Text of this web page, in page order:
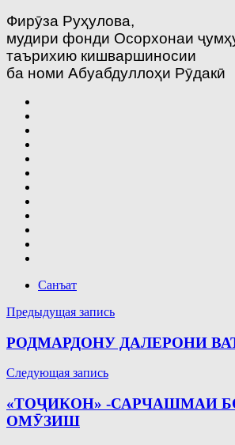
Фирӯза Руҳулова,
мудири фонди Осорхонаи
таърихию кишваршиносии
ба номи Абуабдуллоҳи Рӯдакӣ
Санъат
Навигация
по
записям
Предыдущая запись
РОДМАРДОНУ ДАЛЕРОНИ
Следующая запись
«ТОҶИКОН» -САРЧАШМАИ
ОМӮЗИШ